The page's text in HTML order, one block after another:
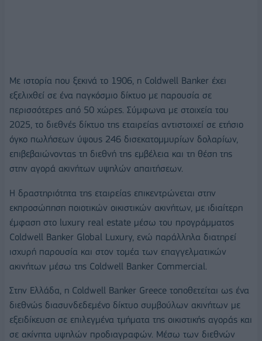
Με ιστορία που ξεκινά το 1906, η Coldwell Banker έχει
εξελιχθεί σε ένα παγκόσμιο δίκτυο με παρουσία σε
περισσότερες από 50 χώρες. Σύμφωνα με στοιχεία του
2025, το διεθνές δίκτυο της εταιρείας αντιστοιχεί σε ετήσιο
όγκο πωλήσεων ύψους 246 δισεκατομμυρίων δολαρίων,
επιβεβαιώνοντας τη διεθνή της εμβέλεια και τη θέση της
στην αγορά ακινήτων υψηλών απαιτήσεων.
Η δραστηριότητα της εταιρείας επικεντρώνεται στην
εκπροσώπηση ποιοτικών οικιστικών ακινήτων, με ιδιαίτερη
έμφαση στο luxury real estate μέσω του προγράμματος
Coldwell Banker Global Luxury, ενώ παράλληλα διατηρεί
ισχυρή παρουσία και στον τομέα των επαγγελματικών
ακινήτων μέσω της Coldwell Banker Commercial.
Στην Ελλάδα, η Coldwell Banker Greece τοποθετείται ως ένα
διεθνώς διασυνδεδεμένο δίκτυο συμβούλων ακινήτων με
εξειδίκευση σε επιλεγμένα τμήματα της οικιστικής αγοράς και
σε ακίνητα υψηλών προδιαγραφών. Μέσω των διεθνών